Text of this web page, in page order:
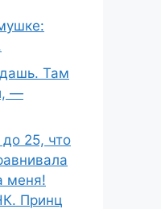
Там
—
25, что
меня!
Принц